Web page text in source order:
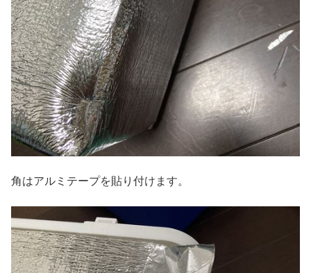
角はアルミテープを貼り付けます。